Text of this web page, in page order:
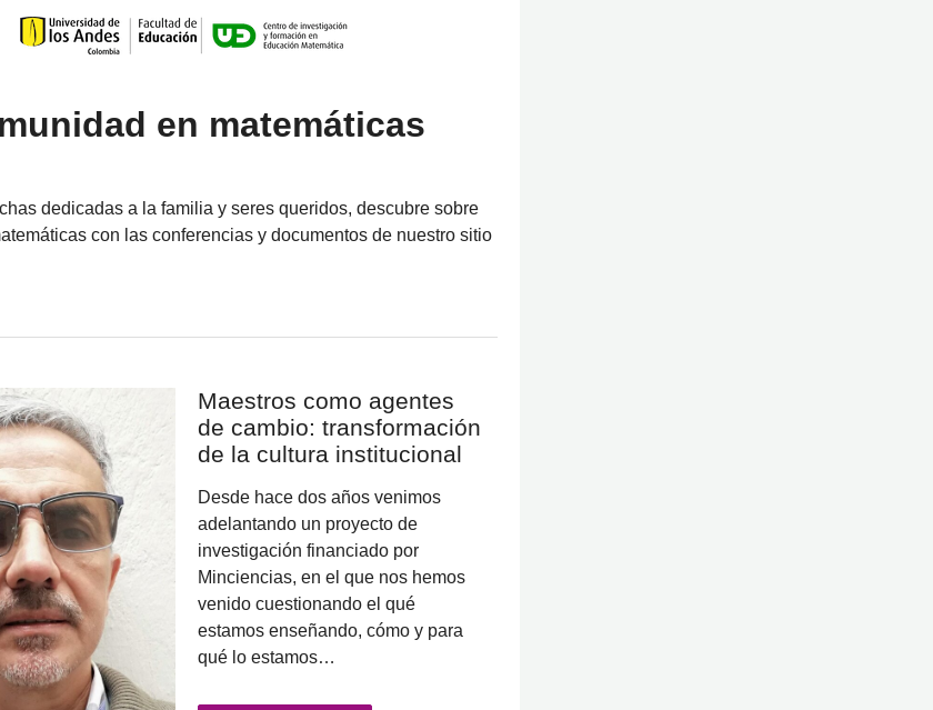
en matemáticas
dedicadas a la familia y seres queridos, descubre sobre
con las conferencias y documentos de nuestro sitio
Maestros como agentes
de cambio: transformación
de la cultura institucional
Desde hace dos años venimos
adelantando un proyecto de
investigación financiado por
Minciencias, en el que nos hemos
venido cuestionando el qué
estamos enseñando, cómo y para
qué lo estamos…